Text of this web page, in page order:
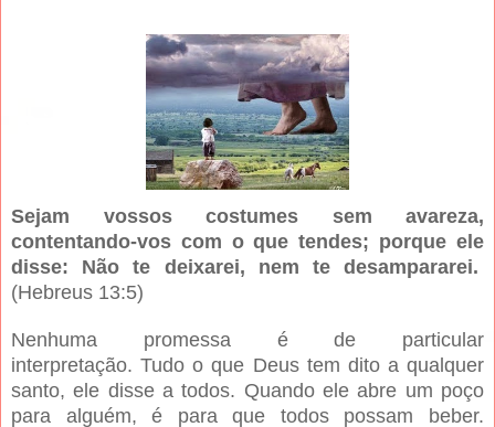
Sejam vossos costumes sem avareza,
contentando-vos com o que tendes; porque ele
disse: Não te deixarei, nem te desampararei.
(Hebreus 13:5)
Nenhuma promessa é de particular
interpretação. Tudo o que Deus tem dito a qualquer
santo, ele disse a todos. Quando ele abre um poço
para alguém, é para que todos possam beber.